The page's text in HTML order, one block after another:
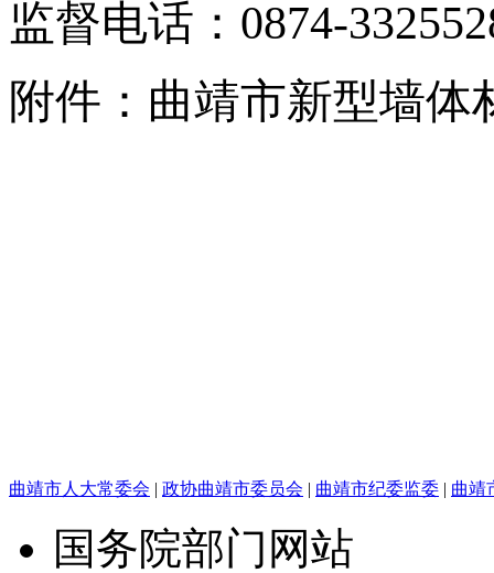
监督电话：0874-
附件：曲靖市新型墙
曲靖市人大常委会 | 政协曲靖市委员会 | 曲靖市纪委监委 | 曲靖
国务院部门网站